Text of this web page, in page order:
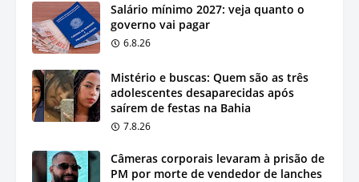
Salário mínimo 2027: veja quanto o
governo vai pagar
6.8.26
Mistério e buscas: Quem são as três
adolescentes desaparecidas após
saírem de festas na Bahia
7.8.26
Câmeras corporais levaram à prisão de
PM por morte de vendedor de lanches